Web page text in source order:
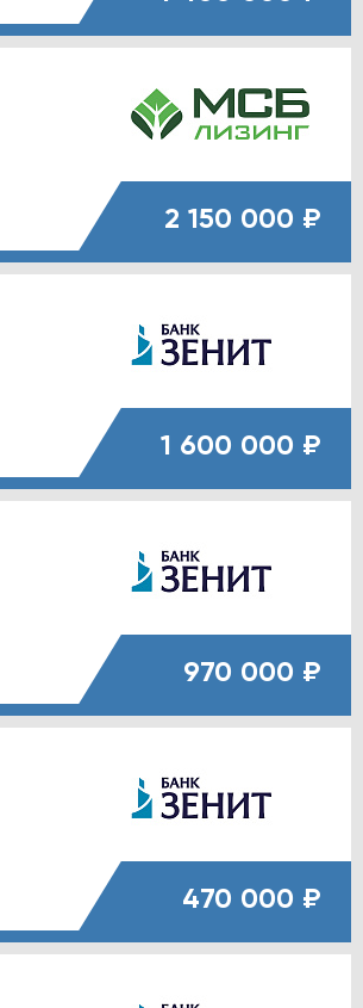
2 150 000 ₽
1 600 000 ₽
970 000 ₽
470 000 ₽